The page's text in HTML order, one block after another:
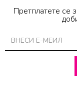
Претплатете се